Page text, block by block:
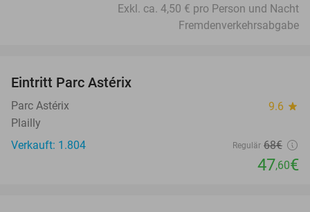
Exkl. ca. 4,50 € pro Person und Nacht
Fremdenverkehrsabgabe
Eintritt Parc Astérix
Parc Astérix 9.6 star
Plailly
Verkauft: 1.804
Regulär 68€
47,60€